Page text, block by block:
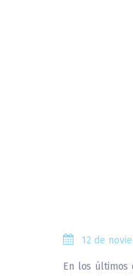
12 de
En los últimos